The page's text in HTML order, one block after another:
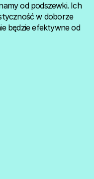
od podszewki. Ich
w doborze
będzie efektywne od